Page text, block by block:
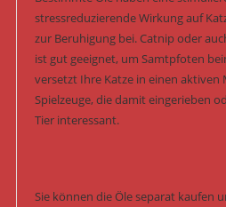
stressreduzierende Wirkung auf
zur Beruhigung bei. Catnip oder
ist gut geeignet, um Samtpfoten
versetzt Ihre Katze in einen
Spielzeuge, die damit eingerieben
Tier interessant.
Sie können die Öle separat kaufen